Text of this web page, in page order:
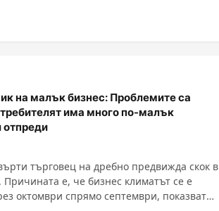
на малък бизнес: Проблемите са
има много по-малък
отпреди
търговец на дребно предвижда скок в
Причината е, че бизнес климатът се е
октомври спрямо септември, показват